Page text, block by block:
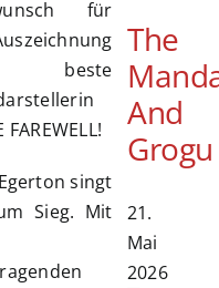
für
beste
singt
Sieg. Mit
The
And
Grogu
21.
Mai
2026